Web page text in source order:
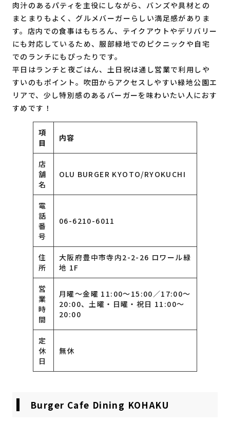
肉汁のあるパティを主役にしながら、バンズや具材との
まとまりもよく、グルメバーガーらしい満足感がありま
す。店内での食事はもちろん、テイクアウトやデリバリー
にも対応しているため、服部緑地でのピクニックや自宅
でのランチにもぴったりです。
平日はランチと夜ごはん、土日祝は通し営業で利用しや
すいのもポイント。吹田からアクセスしやすい緑地公園エ
リアで、少し特別感のあるバーガーを味わいたい人におす
すめです！
項
目
内容
店
舗
名
OLU BURGER KYOTO/RYOKUCHI
電
話
番
号
06-6210-6011
住
所
大阪府豊中市寺内2-2-26 ロワール緑
地 1F
営
業
時
間
月曜〜金曜 11:00〜15:00／17:00〜
20:00、土曜・日曜・祝日 11:00〜
20:00
定
休
日
無休
Burger Cafe Dining KOHAKU